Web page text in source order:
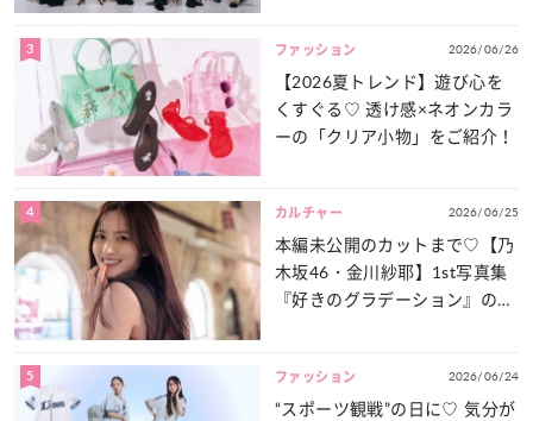
3 ファッション 2026/06/26
【2026夏トレンド】遊び心を
くすぐる♡ 透け感×ネオンカラ
ーの「クリア小物」をご紹介！
4 カルチャー 2026/06/25
本編未公開のカットまで♡【乃
木坂46・金川紗耶】1st写真集
『好きのグラデーション』の魅
5 ファッション 2026/06/24
“スポーツ観戦”の日に♡ 気分が